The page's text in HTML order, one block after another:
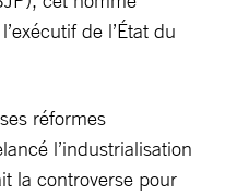
de l’État du
réformes
l’industrialisation
la controverse pour